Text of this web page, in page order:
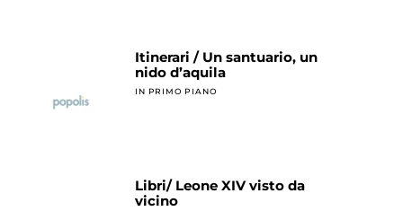
Itinerari / Un santuario, un
nido d’aquila
IN PRIMO PIANO
Libri/ Leone XIV visto da
vicino